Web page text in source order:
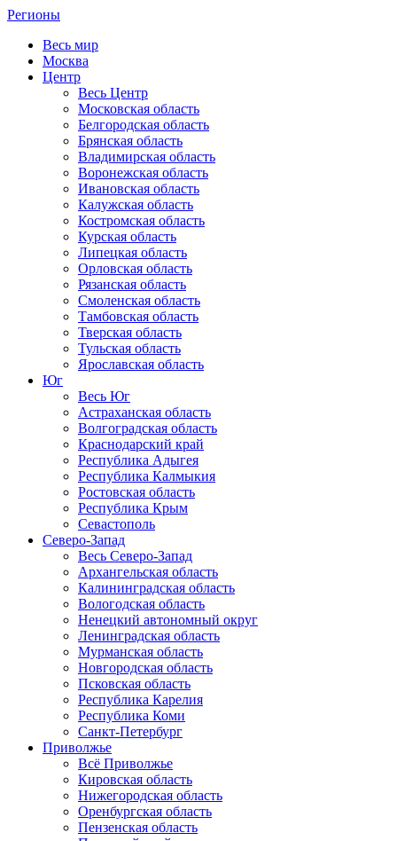
Регионы
Весь мир
Москва
Центр
Весь Центр
Московская область
Белгородская область
Брянская область
Владимирская область
Воронежская область
Ивановская область
Калужская область
Костромская область
Курская область
Липецкая область
Орловская область
Рязанская область
Смоленская область
Тамбовская область
Тверская область
Тульская область
Ярославская область
Юг
Весь Юг
Астраханская область
Волгоградская область
Краснодарский край
Республика Адыгея
Республика Калмыкия
Ростовская область
Республика Крым
Севастополь
Северо-Запад
Весь Северо-Запад
Архангельская область
Калининградская область
Вологодская область
Ненецкий автономный округ
Ленинградская область
Мурманская область
Новгородская область
Псковская область
Республика Карелия
Республика Коми
Санкт-Петербург
Приволжье
Всё Приволжье
Кировская область
Нижегородская область
Оренбургская область
Пензенская область